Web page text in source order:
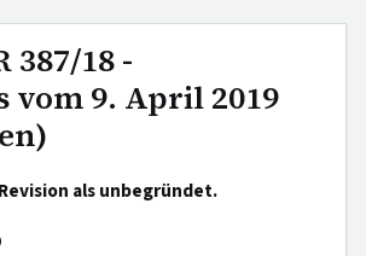
387/18 -
vom 9. April 2019
als unbegründet.